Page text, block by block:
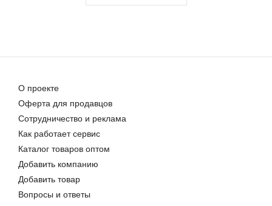
О проекте
Оферта для продавцов
Сотрудничество и реклама
Как работает сервис
Каталог товаров оптом
Добавить компанию
Добавить товар
Вопросы и ответы